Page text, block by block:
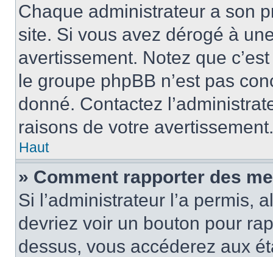
Chaque administrateur a son
site. Si vous avez dérogé à
avertissement. Notez que
le groupe phpBB n’est pas
donné. Contactez
raisons de votre avertissement.
Haut
» Comment rapporter des
Si l’administrateur l’a permis,
devriez voir un bouton pour
dessus, vous accéderez aux